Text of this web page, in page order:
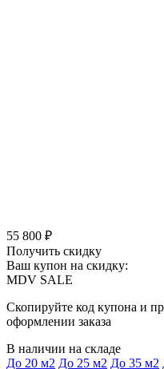
55 800 ₽
Получить скидку
Ваш купон на скидку:
MDV SALE
Скопируйте код купона и
оформлении заказа
В наличии на складе
До 20 м2 До 25 м2 До 35 м2